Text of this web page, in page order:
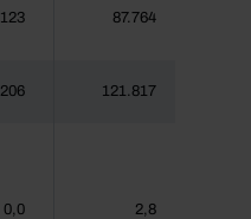
123 87.764
206 121.817
0,0 2,8